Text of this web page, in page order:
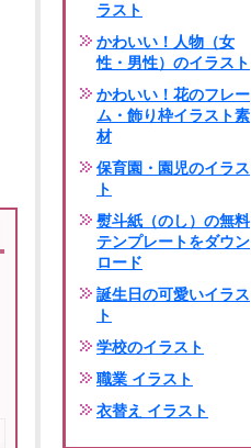
ラスト
かわいい！人物（女
性・男性）のイラスト
かわいい！花のフレー
ム・飾り枠イラスト素
材
保育園・園児のイラス
ト
熨斗紙（のし）の無料
テンプレートをダウン
ロード
誕生日の可愛いイラス
ト
学校のイラスト
職業 イラスト
衣替え イラスト